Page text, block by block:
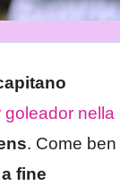
goleador nella
. Come ben
fine